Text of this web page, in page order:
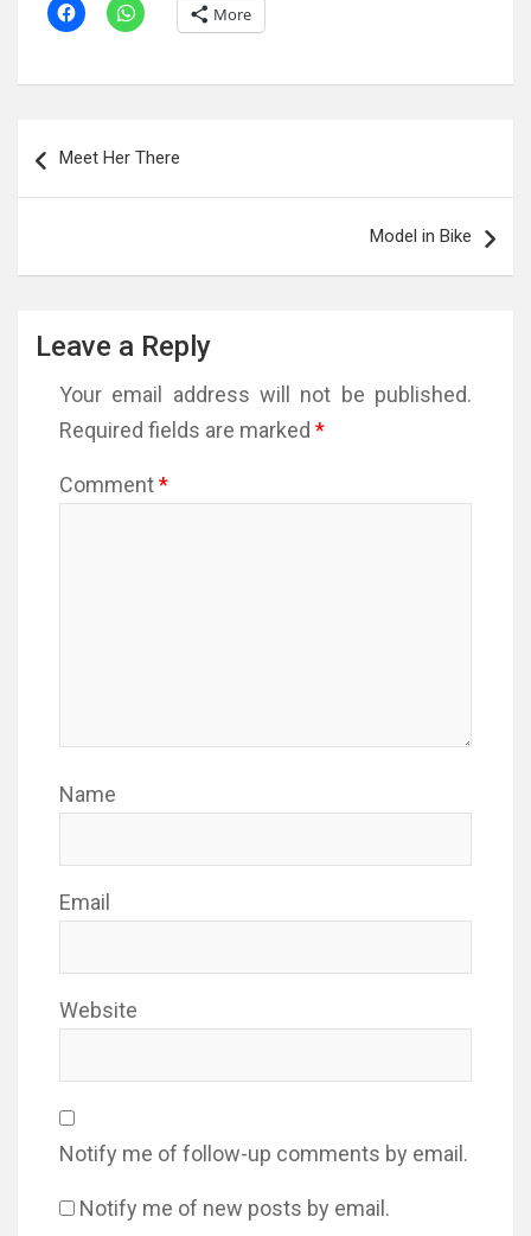
More
navigation
Meet Her There
Model in Bike
Leave a Reply
Your email address will not be published.
Required fields are marked *
Comment*
Name
Email
Website
Notify me of follow-up comments by email.
Notify me of new posts by email.